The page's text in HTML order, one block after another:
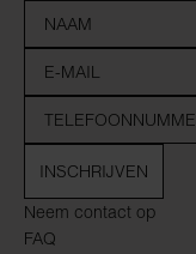
Neem contact op
FAQ
INSCHRIJVEN